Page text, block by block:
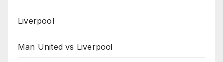
Liverpool
Man United vs Liverpool